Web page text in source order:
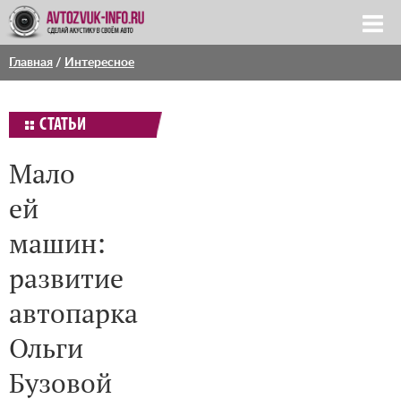
Главная / Интересное
СТАТЬИ
Мало
ей
машин:
развитие
автопарка
Ольги
Бузовой